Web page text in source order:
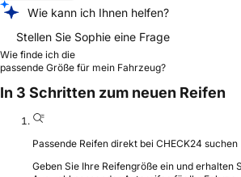
Wie kann ich Ihnen helfen?
Stellen Sie Sophie eine Frage
Wie finde ich die
passende Größe für mein Fahrzeug?
In 3 Schritten zum neuen Reifen
Passende Reifen direkt bei CHECK24 suchen
Geben Sie Ihre Reifengröße ein und erhalten